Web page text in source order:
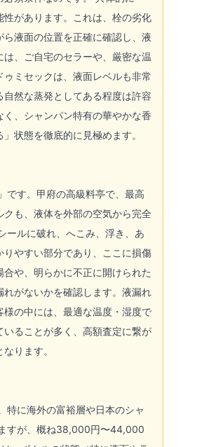
があります。これは、栓の劣化
液面の位置を正確に確認し、液
、ご自宅のセラーや、厳密な温
ミセックは、液面レベルも非常
然な蒸発としてある程度は許容
、シャンパン特有の華やかな香
状態を徹底的に見極めます。
です。甲府の高級料亭で、最高
も、液体を外部の空気から完全
ールに破れ、へこみ、浮き、あ
やすい部分であり、ここに損傷
や、明らかに不正に開けられた
がないかを確認します。液漏れ
の中には、最適な温度・湿度で
ることが多く、高額査定に繋が
ります。
特に海外の富裕層や日本のシャ
すが、概ね38,000円〜44,000